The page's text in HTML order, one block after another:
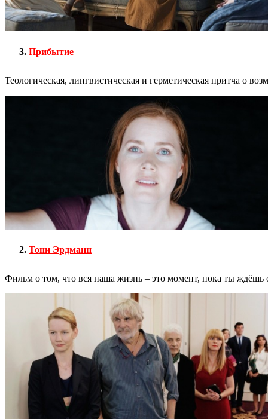
Прибытие
Теологическая, лингвистическая и герметическая притча о
Тони Эрдманн
Фильм о том, что вся наша жизнь – это момент, пока ты